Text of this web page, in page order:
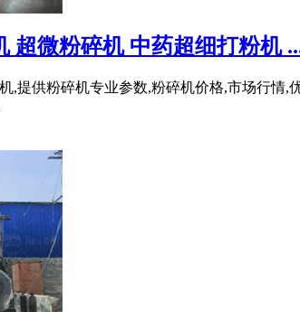
超微粉碎机 中药超细打粉机
,提供粉碎机专业参数,粉碎机价格,市场行情